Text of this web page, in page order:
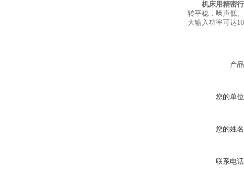
机床用精密
转平稳，噪声低
大输入功率可达
产品
您的单位
您的姓名
联系电话